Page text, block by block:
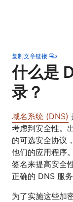
复制文章链接
什么是
录？
域名系统 (DNS)
考虑到安全性。
的可选安全协议
他们的应用程序
签名来提高安全
正确的 DNS 服务
为了实施这些加